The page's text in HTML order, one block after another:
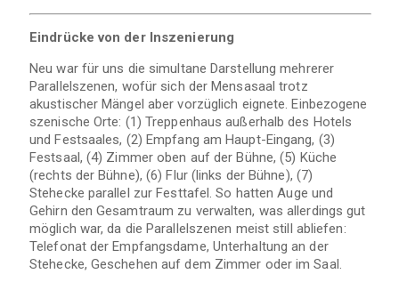
Eindrücke von der Inszenierung
Neu war für uns die simultane Darstellung mehrerer
Parallelszenen, wofür sich der Mensasaal trotz
akustischer Mängel aber vorzüglich eignete. Einbezogene
szenische Orte: (1) Treppenhaus außerhalb des Hotels
und Festsaales, (2) Empfang am Haupt-Eingang, (3)
Festsaal, (4) Zimmer oben auf der Bühne, (5) Küche
(rechts der Bühne), (6) Flur (links der Bühne), (7)
Stehecke parallel zur Festtafel. So hatten Auge und
Gehirn den Gesamtraum zu verwalten, was allerdings gut
möglich war, da die Parallelszenen meist still abliefen:
Telefonat der Empfangsdame, Unterhaltung an der
Stehecke, Geschehen auf dem Zimmer oder im Saal.